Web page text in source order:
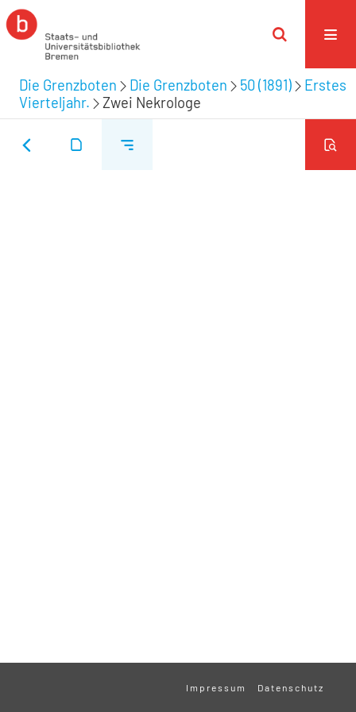
Die Grenzboten Die Grenzboten 50 (1891)
Erstes
Vierteljahr.
Zwei Nekrologe
Impressum Datenschutz